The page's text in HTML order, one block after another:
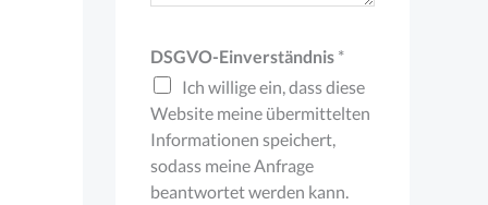
s
h
ä
f
t
DSGVO-Einverständnis *
Ich willige ein, dass diese
Website meine übermittelten
Informationen speichert,
sodass meine Anfrage
beantwortet werden kann.